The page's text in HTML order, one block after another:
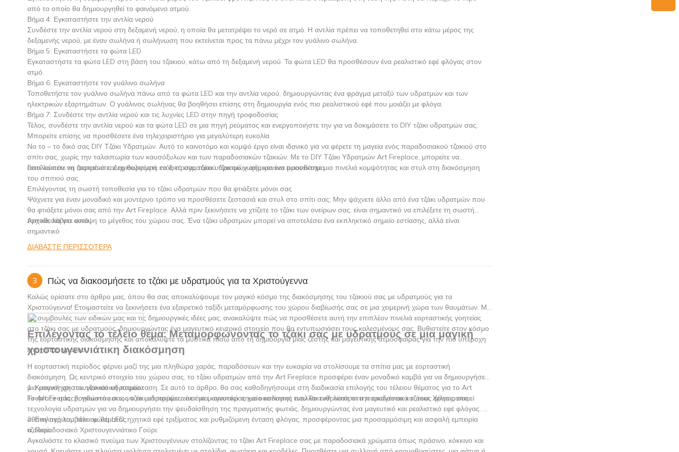
από το οποίο θα δημιουργηθεί το φαινόμενο ατμού.
Βήμα 4: Εγκαταστήστε την αντλία νερού
Συνδέστε την αντλία νερού στη δεξαμενή νερού, η οποία θα μετατρέψει το νερό σε ατμό. Η αντλία πρέπει να τοποθετηθεί στο κάτω μέρος της
δεξαμενής νερού, με έναν σωλήνα ή σωλήνωση που εκτείνεται προς τα πάνω μέχρι τον γυάλινο σωλήνα.
Βήμα 5: Εγκαταστήστε τα φώτα LED
Εγκαταστήστε τα φώτα LED στη βάση του τζακιού, κάτω από τη δεξαμενή νερού. Τα φώτα LED θα προσθέσουν ένα ρεαλιστικό εφέ φλόγας στον
ατμό.
Βήμα 6: Εγκαταστήστε τον γυάλινο σωλήνα
Τοποθετήστε τον γυάλινο σωλήνα πάνω από τα φώτα LED και την αντλία νερού, δημιουργώντας ένα φράγμα μεταξύ των υδρατμών και των
ηλεκτρικών εξαρτημάτων. Ο γυάλινος σωλήνας θα βοηθήσει επίσης στη δημιουργία ενός πιο ρεαλιστικού εφέ που μοιάζει με φλόγα.
Βήμα 7: Συνδέστε την αντλία νερού και τις λυχνίες LED στην πηγή τροφοδοσίας
Τέλος, συνδέστε την αντλία νερού και τα φώτα LED σε μια πηγή ρεύματος και ενεργοποιήστε την για να δοκιμάσετε το DIY τζάκι υδρατμών σας.
Μπορείτε επίσης να προσθέσετε ένα τηλεχειριστήριο για μεγαλύτερη ευκολία.
Να το – το δικό σας DIY Τζάκι Υδρατμών. Αυτό το καινοτόμο και κομψό έργο είναι ιδανικό για να φέρετε τη μαγεία ενός παραδοσιακού τζακιού στο
σπίτι σας, χωρίς την ταλαιπωρία των καυσόξυλων και των παραδοσιακών τζακιών. Με το DIY Τζάκι Υδρατμών Art Fireplace, μπορείτε να
απολαύσετε τη ζεστασιά και τη θαλπωρή ενός πραγματικού τζακιού χωρίς κανένα μειονέκτημα.
Γιατί λοιπόν να περιμένετε; Δημιουργήστε το δικό σας τζάκι υδρατμών σήμερα και προσθέστε μια πινελιά κομψότητας και στυλ στη διακόσμηση
του σπιτιού σας.
Επιλέγοντας τη σωστή τοποθεσία για το τζάκι υδρατμών που θα φτιάξετε μόνοι σας
Ψάχνετε για έναν μοναδικό και μοντέρνο τρόπο να προσθέσετε ζεστασιά και στυλ στο σπίτι σας; Μην ψάχνετε άλλο από ένα τζάκι υδρατμών που
θα φτιάξετε μόνοι σας από την Art Fireplace. Αλλά πριν ξεκινήσετε να χτίζετε το τζάκι των ονείρων σας, είναι σημαντικό να επιλέξετε τη σωστή
τοποθεσία για αυτό.
Αρχικά, λάβετε υπόψη το μέγεθος του χώρου σας. Ένα τζάκι υδρατμών μπορεί να αποτελέσει ένα εκπληκτικό σημείο εστίασης, αλλά είναι
σημαντικό
ΔΙΑΒΆΣΤΕ ΠΕΡΙΣΣΌΤΕΡΑ
3 Πώς να διακοσμήσετε το τζάκι με υδρατμούς για τα Χριστούγεννα
Καλώς ορίσατε στο άρθρο μας, όπου θα σας αποκαλύψουμε τον μαγικό κόσμο της διακόσμησης του τζακιού σας με υδρατμούς για τα
Χριστούγεννα! Ετοιμαστείτε να ξεκινήσετε ένα εξαιρετικό ταξίδι μεταμόρφωσης του χώρου διαβίωσής σας σε μια χειμερινή χώρα των θαυμάτων. Με
τις συμβουλές των ειδικών μας και τις δημιουργικές ιδέες μας, ανακαλύψτε πώς να προσθέσετε αυτή την επιπλέον πινελιά εορταστικής γοητείας
στο τζάκι σας με υδρατμούς, δημιουργώντας ένα μαγευτικό κεντρικό στοιχείο που θα εντυπωσιάσει τους καλεσμένους σας. Βυθιστείτε στον κόσμο
της εορταστικής διακόσμησης και αποκαλύψτε τα μυστικά πίσω από τη δημιουργία μιας ζεστής και μαγευτικής ατμόσφαιρας για την πιο υπέροχη
εποχή του χρόνου.
Επιλέγοντας το τέλειο θέμα: Μεταμορφώνοντας το τζάκι σας με υδρατμούς σε μια μαγική
χριστουγεννιάτικη διακόσμηση
Η εορταστική περίοδος φέρνει μαζί της μια πληθώρα χαράς, παραδόσεων και την ευκαιρία να στολίσουμε τα σπίτια μας με εορταστική
διακόσμηση. Ως κεντρικό στοιχείο του χώρου σας, το τζάκι υδρατμών από την Art Fireplace προσφέρει έναν μοναδικό καμβά για να δημιουργήσετε
μια μαγική χριστουγεννιάτικη παράσταση. Σε αυτό το άρθρο, θα σας καθοδηγήσουμε στη διαδικασία επιλογής του τέλειου θέματος για το Art
Fireplace σας, βοηθώντας σας να το μετατρέψετε σε ένα μαγευτικό σημείο εστίασης που θα ενθουσιάσει την οικογένεια και τους φίλους σας.
1. Κατανόηση του τζακιού υδρατμών:
Το Art Fireplace, γνωστό και ως τζάκι υδρατμών, είναι μια καινοτόμος και οικολογική εναλλακτική λύση στα παραδοσιακά τζάκια. Χρησιμοποιεί
τεχνολογία υδρατμών για να δημιουργήσει την ψευδαίσθηση της πραγματικής φωτιάς, δημιουργώντας ένα μαγευτικό και ρεαλιστικό εφέ φλόγας. Η
οθόνη περιλαμβάνει φώτα LED, ηχητικά εφέ τριξίματος και ρυθμιζόμενη ένταση φλόγας, προσφέροντας μια προσαρμόσιμη και ασφαλή εμπειρία
τζακιού.
2. Επιλογή του τέλειου θέματος:
α. Παραδοσιακό Χριστουγεννιάτικο Γούρι:
Αγκαλιάστε το κλασικό πνεύμα των Χριστουγέννων στολίζοντας το τζάκι Art Fireplace σας με παραδοσιακά χρώματα όπως πράσινο, κόκκινο και